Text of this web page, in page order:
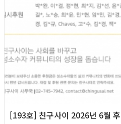
[193호] 친구사이 2026년 6월